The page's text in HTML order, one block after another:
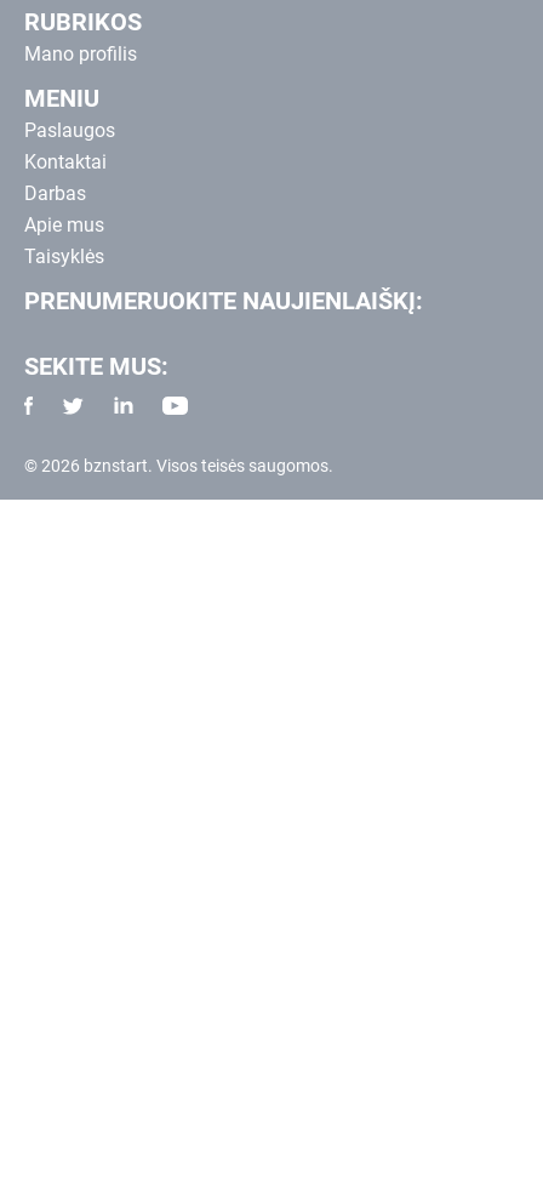
RUBRIKOS
Mano profilis
MENIU
Paslaugos
Kontaktai
Darbas
Apie mus
Taisyklės
PRENUMERUOKITE NAUJIENLAIŠKĮ:
SEKITE MUS:
© 2026 bznstart. Visos teisės saugomos.